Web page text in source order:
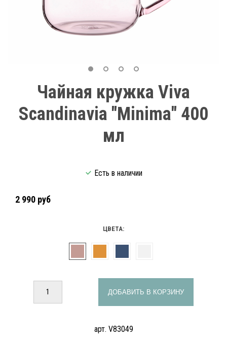
Чайная кружка Viva
Scandinavia "Minima" 400
мл
Есть в наличии
2 990 руб
ЦВЕТА:
ДОБАВИТЬ В КОРЗИНУ
арт. V83049